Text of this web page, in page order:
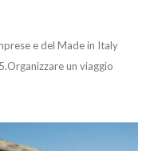
e del Made in Italy
un viaggio